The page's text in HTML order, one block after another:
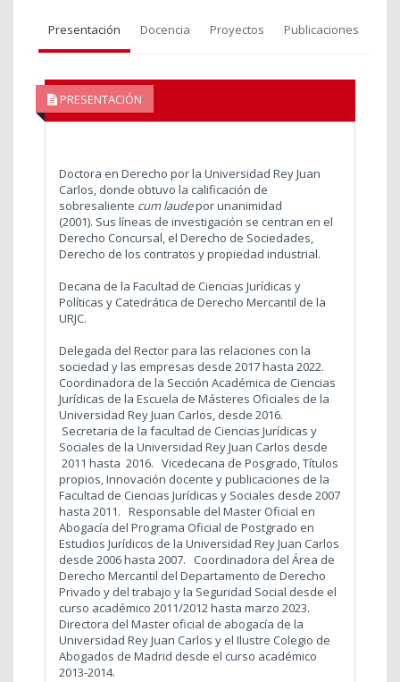
Presentación Docencia Proyectos Publicaciones
PRESENTACIÓN
Doctora en Derecho por la Universidad Rey Juan
Carlos, donde obtuvo la calificación de
sobresaliente cum laudepor unanimidad
(2001). Sus líneas de investigación se centran en el
Derecho Concursal, el Derecho de Sociedades,
Derecho de los contratos y propiedad industrial.
Decana de la Facultad de Ciencias Jurídicas y
Políticas y Catedrática de Derecho Mercantil de la
URJC.
Delegada del Rector para las relaciones con la
sociedad y las empresas desde 2017 hasta 2022.
Coordinadora de la Sección Académica de Ciencias
Jurídicas de la Escuela de Másteres Oficiales de la
Universidad Rey Juan Carlos, desde 2016.
Secretaria de la facultad de Ciencias Jurídicas y
Sociales de la Universidad Rey Juan Carlos desde
2011 hasta 2016. Vicedecana de Posgrado, Títulos
propios, Innovación docente y publicaciones de la
Facultad de Ciencias Jurídicas y Sociales desde 2007
hasta 2011. Responsable del Master Oficial en
Abogacía del Programa Oficial de Postgrado en
Estudios Jurídicos de la Universidad Rey Juan Carlos
desde 2006 hasta 2007. Coordinadora del Área de
Derecho Mercantil del Departamento de Derecho
Privado y del trabajo y la Seguridad Social desde el
curso académico 2011/2012 hasta marzo 2023.
Directora del Master oficial de abogacía de la
Universidad Rey Juan Carlos y el Ilustre Colegio de
Abogados de Madrid desde el curso académico
2013-2014.